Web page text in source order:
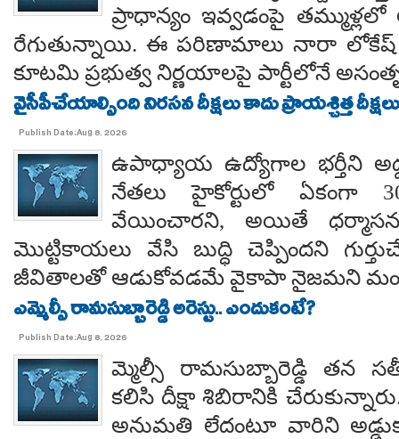
ప్రాధాన్యం ఇవ్వడంపై తమ్ముళ్లలో
రేగుతున్నాయి. ఈ పరిణామాలు నారా లోకేష్
కూటమి ప్రభుత్వ నిర్ణయాలపై పార్టీలోనే
వైసీపీచేయాల్సింది నిరసన దీక్షలు కాదు ప్రాయశ్చిత్త
Publish Date:Aug 8, 2026
ఉపాధ్యాయ ఉద్యోగాల భర్తీని
నేతలు హైకోర్టులో ఏకంగా
వేయించారని, అయితే
మొట్టికాయలు వేసి బుద్ధి చెప్పిందని
జీవితాలతో ఆడుకోవడమే వైకాపా నైజమని
ఎమ్మెల్సీ రామసుబ్బారెడ్డి అరెస్టు.. ఎందుకంటే?
Publish Date:Aug 8, 2026
మ్మెల్సీ రామసుబ్బారెడ్డి తన
కలిసి దీక్షా శిబిరానికి
అనుమతి లేదంటూ వారిని